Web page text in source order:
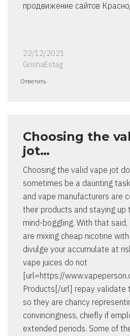
продвижение сайтов
22/12/2021
GrishaEstag
Ответить
Choosing the
jot…
Choosing the valid vape jot
sometimes be a daunting
and vape manufacturers are
their products and staying
mind-boggling. With that
are mixing cheap nicotine
divulge your accumulate at
vape juices do not
[url=https://
Products[/url] repay validate
so they are chancy
convincingness, chiefly if
extended periods. Some of